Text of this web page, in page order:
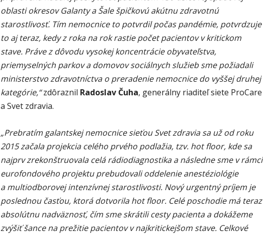
oblasti okresov Galanty a Šale špičkovú akútnu zdravotnú
starostlivosť. Tím nemocnice to potvrdil počas pandémie, potvrdzuje
to aj teraz, kedy z roka na rok rastie počet pacientov v kritickom
stave. Práve z dôvodu vysokej koncentrácie obyvateľstva,
priemyselných parkov a domovov sociálnych služieb sme požiadali
ministerstvo zdravotníctva o preradenie nemocnice do vyššej druhej
kategórie,“zdôraznil Radoslav Čuha, generálny riaditeľ siete ProCare
a Svet zdravia.
„Prebratím galantskej nemocnice sieťou Svet zdravia sa už od roku
2015 začala projekcia celého prvého podlažia, tzv. hot floor, kde sa
najprv zrekonštruovala celá rádiodiagnostika a následne sme v rámci
eurofondového projektu prebudovali oddelenie anestéziológie
a multiodborovej intenzívnej starostlivosti. Nový urgentný príjem je
poslednou časťou, ktorá dotvorila hot floor. Celé poschodie má teraz
absolútnu nadväznosť, čím sme skrátili cesty pacienta a dokážeme
zvýšiť šance na prežitie pacientov v najkritickejšom stave. Celkové